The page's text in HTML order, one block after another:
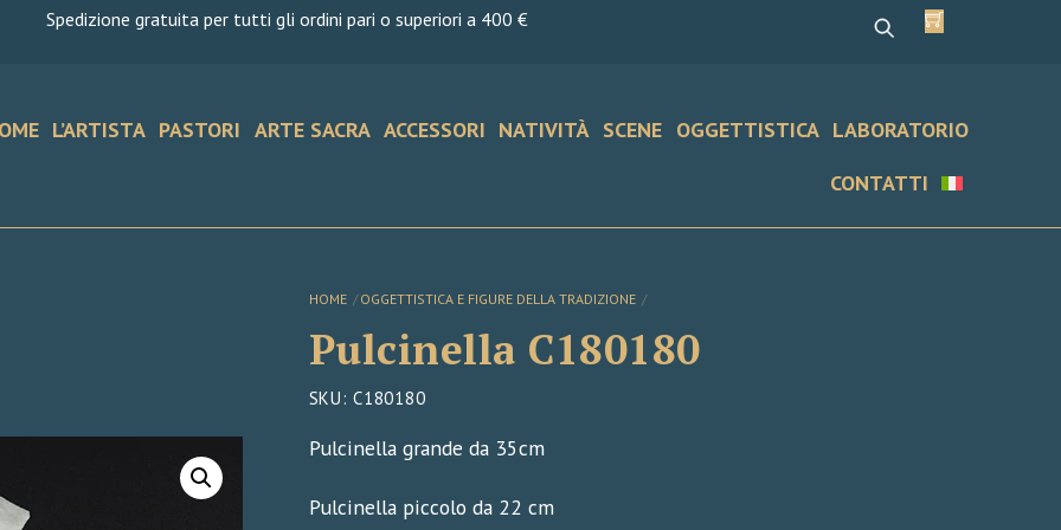
Spedizione gratuita per tutti gli ordini pari o superiori a 400 € Cart
L’ARTISTA PASTORI ARTE SACRA ACCESSORI NATIVITÀ SCENE OGGETTISTICA LABORATORIO
CONTATTI
HOME OGGETTISTICA E FIGURE DELLA TRADIZIONE
Pulcinella C180180
SKU :C180180
Pulcinella grande da 35cm
Pulcinella piccolo da 22 cm